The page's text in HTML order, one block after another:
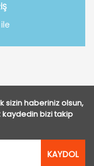
sizin haberiniz olsun,
bizi takip
KAYDOL